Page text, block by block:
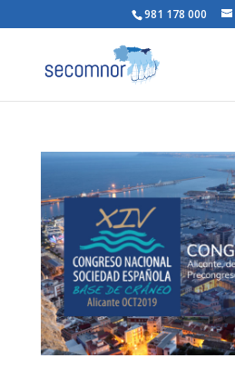
981 178 000